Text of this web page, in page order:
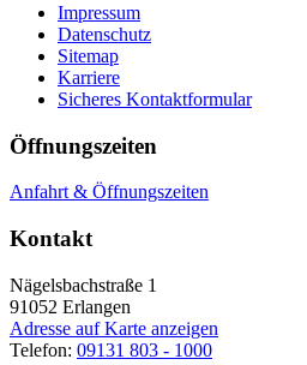
Impressum
Datenschutz
Sitemap
Karriere
Sicheres Kontaktformular
Öffnungszeiten
Anfahrt & Öffnungszeiten
Kontakt
Nägelsbachstraße 1
91052 Erlangen
Adresse auf Karte anzeigen
Telefon: 09131 803 - 1000